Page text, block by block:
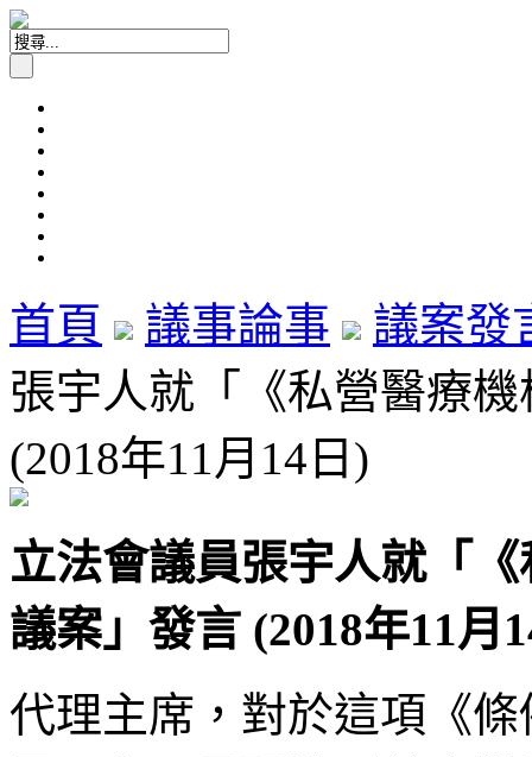
首頁 議事論事
議案發
張宇人就「《私營醫療
(2018年11月14日)
立法會議員張宇人就「
議案」發言 (2018年11月
代理主席，對於這項《